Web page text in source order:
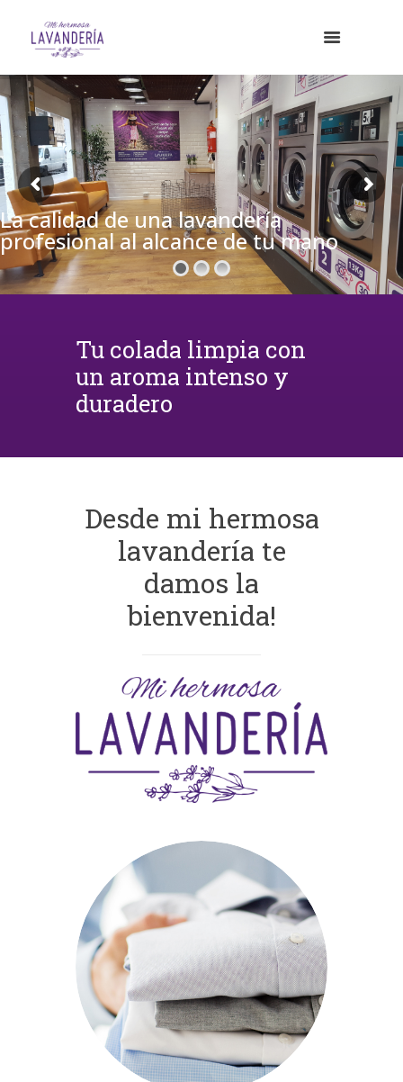
La calidad de una lavandería
profesional al alcance de tu mano
Tu colada limpia con
un aroma intenso y
duradero
Desde mi hermosa
lavandería te
damos la
bienvenida!